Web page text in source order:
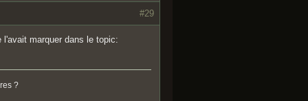
#29
marquer dans le topic:
?